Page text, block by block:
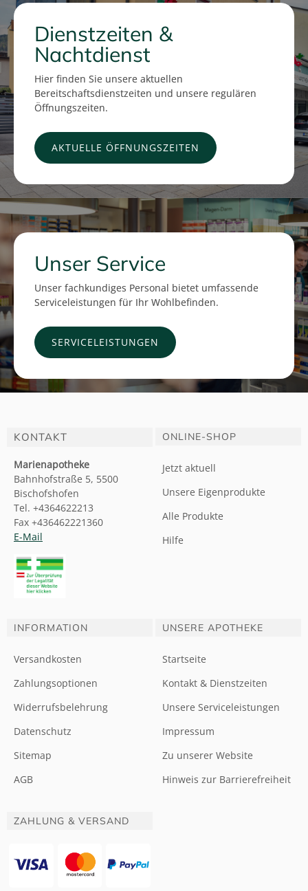
Dienstzeiten &
Nachtdienst
Hier finden Sie unsere aktuellen
Bereitschaftsdienstzeiten und unsere regulären
Öffnungszeiten.
AKTUELLE ÖFFNUNGSZEITEN
Unser Service
Unser fachkundiges Personal bietet umfassende
Serviceleistungen für Ihr Wohlbefinden.
SERVICELEISTUNGEN
KONTAKT
Marienapotheke
Bahnhofstraße 5, 5500
Bischofshofen
Tel. +4364622213
Fax +436462221360
E-Mail
ONLINE-SHOP
Jetzt aktuell
Unsere Eigenprodukte
Alle Produkte
Hilfe
INFORMATION
Versandkosten
Zahlungsoptionen
Widerrufsbelehrung
Datenschutz
Sitemap
AGB
UNSERE APOTHEKE
Startseite
Kontakt & Dienstzeiten
Unsere Serviceleistungen
Impressum
Zu unserer Website
Hinweis zur Barrierefreiheit
ZAHLUNG & VERSAND